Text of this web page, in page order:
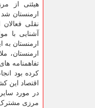
هیئتی از
ارمنستان
نقلی
آشنایی با
ارمنستان
ارمنستان،
تفاهمنامه
کرده بود
اقتصاد این
در مورد
مرزی مشترک